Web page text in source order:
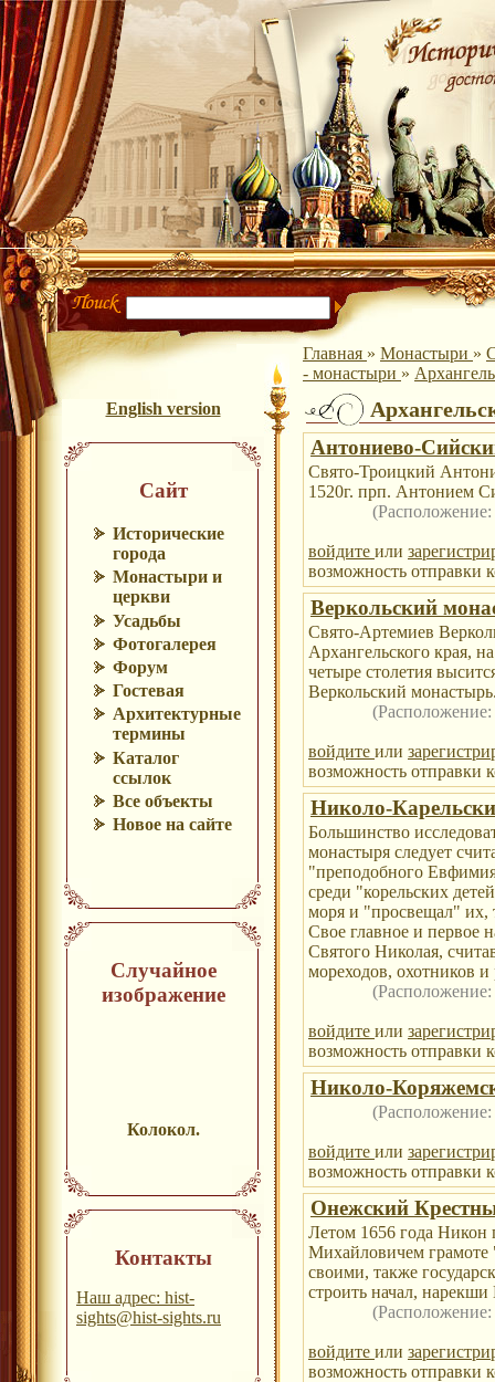
English version
Сайт
Исторические
города
Монастыри и
церкви
Усадьбы
Фотогалерея
Форум
Гостевая
Архитектурные
термины
Каталог
ссылок
Все объекты
Новое на сайте
Случайное
изображение
Колокол.
Контакты
Наш адрес: hist-
sights@hist-sights.ru
Главная » Монастыри »
- монастыри »
Антониево-
Свято-Троицкий
1520г. прп. Антонием
(Расположение:
войдите или
возможность отправки
Веркольский
Свято-Артемиев
Архангельского края,
четыре столетия
Веркольский
(Расположение:
войдите или
возможность отправки
Николо-
Большинство
монастыря следует
"преподобного
среди "корельских
моря и "просвещал" их,
Свое главное и первое
Святого Николая,
мореходов, охотников и
(Расположение:
войдите или
возможность отправки
Николо-
(Расположение:
войдите или
возможность отправки
Онежский
Летом 1656 года Никон
Михайловичем
своими, также
строить начал,
(Расположение:
войдите или
возможность отправки